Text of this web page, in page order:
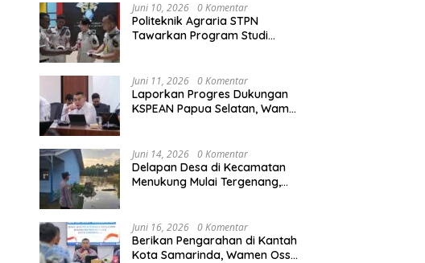
Juni 10, 2026 0 Komentar
Politeknik Agraria STPN
Tawarkan Program Studi
Juni 11, 2026 0 Komentar
Laporkan Progres Dukungan
KSPEAN Papua Selatan, Wamen
Nasional
Juni 14, 2026 0 Komentar
Delapan Desa di Kecamatan
Menukung Mulai Tergenang,
Juni 16, 2026 0 Komentar
Berikan Pengarahan di Kantah
Kota Samarinda, Wamen Ossy: